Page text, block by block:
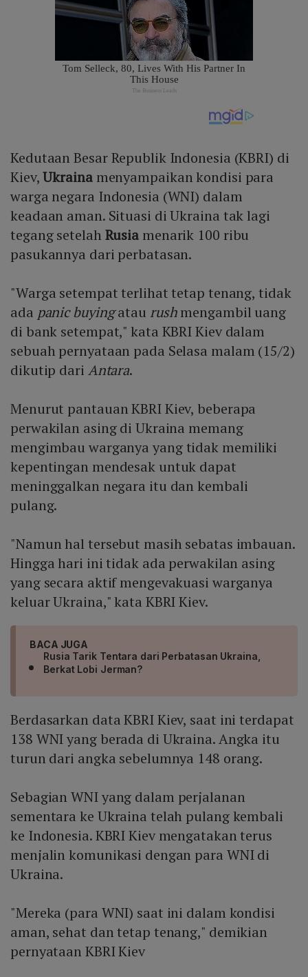
Kedutaan Besar Republik Indonesia (KBRI) di
Kiev,Ukrainamenyampaikan kondisi para
warga negara Indonesia (WNI) dalam
keadaan aman. Situasi di Ukraina tak lagi
tegang setelah Rusia menarik 100 ribu
pasukannya dari perbatasan.
"Warga setempat terlihat tetap tenang, tidak
ada panic buyingatau rushmengambil uang
di bank setempat," kata KBRI Kiev dalam
sebuah pernyataan pada Selasa malam (15/2)
dikutip dari Antara.
Menurut pantauan KBRI Kiev, beberapa
perwakilan asing di Ukraina memang
mengimbau warganya yang tidak memiliki
kepentingan mendesak untuk dapat
meninggalkan negara itu dan kembali
pulang.
"Namun hal tersebut masih sebatas imbauan.
Hingga hari ini tidak ada perwakilan asing
yang secara aktif mengevakuasi warganya
keluar Ukraina," kata KBRI Kiev.
BACA JUGA
Rusia Tarik Tentara dari Perbatasan Ukraina,
Berkat Lobi Jerman?
Berdasarkan data KBRI Kiev, saat ini terdapat
138 WNI yang berada di Ukraina. Angka itu
turun dari angka sebelumnya 148 orang.
Sebagian WNI yang dalam perjalanan
sementara ke Ukraina telah pulang kembali
ke Indonesia. KBRI Kiev mengatakan terus
menjalin komunikasi dengan para WNI di
Ukraina.
"Mereka (para WNI) saat ini dalam kondisi
aman, sehat dan tetap tenang," demikian
pernyataan KBRI Kiev